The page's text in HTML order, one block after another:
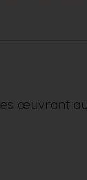
œuvrant